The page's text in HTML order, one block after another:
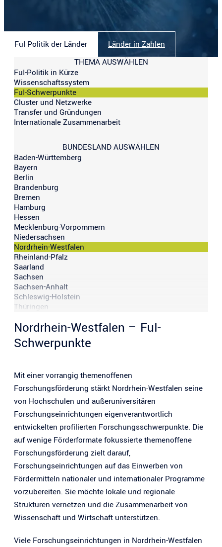
FuI Politik der Länder
Länder in Zahlen
THEMA AUSWÄHLEN
FuI-Politik in Kürze
Wissenschaftssystem
FuI-Schwerpunkte
Cluster und Netzwerke
Transfer und Gründungen
Internationale Zusammenarbeit
BUNDESLAND AUSWÄHLEN
Baden-Württemberg
Bayern
Berlin
Brandenburg
Bremen
Hamburg
Hessen
Mecklenburg-Vorpommern
Niedersachsen
Nordrhein-Westfalen
Rheinland-Pfalz
Saarland
Sachsen
Sachsen-Anhalt
Schleswig-Holstein
Thüringen
Nordrhein-Westfalen – FuI-
Schwerpunkte
Mit einer vorrangig themenoffenen
Forschungsförderung stärkt Nordrhein-Westfalen seine
von Hochschulen und außeruniversitären
Forschungseinrichtungen eigenverantwortlich
entwickelten profilierten Forschungsschwerpunkte. Die
auf wenige Förderformate fokussierte themenoffene
Forschungsförderung zielt darauf,
Forschungseinrichtungen auf das Einwerben von
Fördermitteln nationaler und internationaler Programme
vorzubereiten. Sie möchte lokale und regionale
Strukturen vernetzen und die Zusammenarbeit von
Wissenschaft und Wirtschaft unterstützen.
Viele Forschungseinrichtungen in Nordrhein-Westfalen